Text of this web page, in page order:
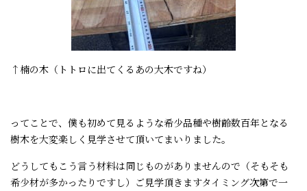
↑楠の木（トトロに出てくるあの大木ですね）
ってことで、僕も初めて見るような希少品種や樹齢数百年となる
樹木を大変楽しく見学させて頂いてまいりました。
どうしてもこう言う材料は同じものがありませんので（そもそも
希少材が多かったりですし）ご見学頂きますタイミング次第で一